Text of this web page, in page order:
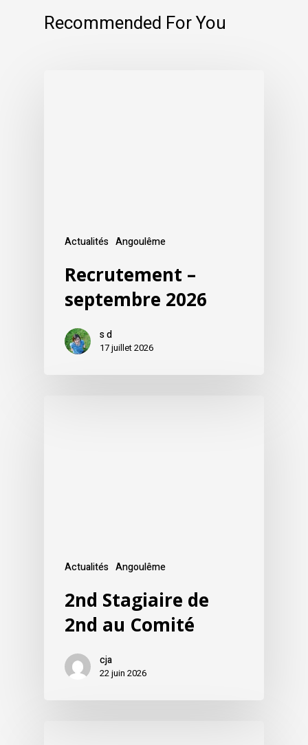
Recommended For You
Actualités Angoulême
Recrutement –
septembre 2026
s d
17 juillet 2026
Actualités Angoulême
2nd Stagiaire de
2nd au Comité
cja
22 juin 2026